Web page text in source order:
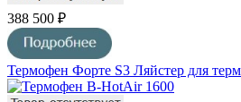
388 500 ₽
Термофен Форте S3 Ляйстер для